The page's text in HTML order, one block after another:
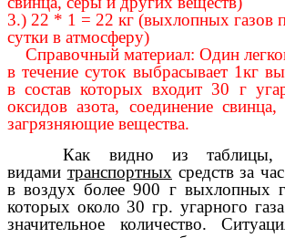
3.) 22 * 1 = 22 кг (выхлопных газов
сутки в атмосферу)
Справочный материал: Один
в течение суток выбрасывает 1кг
в состав которых входит 30 г
оксидов азота, соединение
загрязняющие вещества.
Как видно из таблицы,
видами транспортных средств за
в воздух более 900 г выхлопных
которых около 30 гр. угарного
значительное количество.